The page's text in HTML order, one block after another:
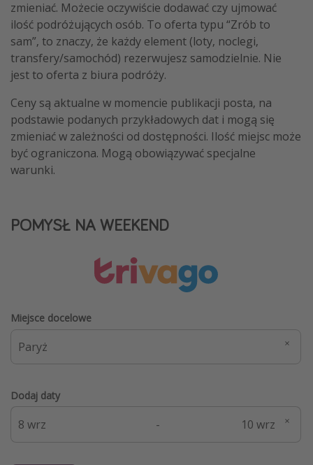
zmieniać. Możecie oczywiście dodawać czy ujmować
ilość podróżujących osób. To oferta typu “Zrób to
sam”, to znaczy, że każdy element (loty, noclegi,
transfery/samochód) rezerwujesz samodzielnie. Nie
jest to oferta z biura podróży.
Ceny są aktualne w momencie publikacji posta, na
podstawie podanych przykładowych dat i mogą się
zmieniać w zależności od dostępności. Ilość miejsc może
być ograniczona. Mogą obowiązywać specjalne
warunki.
POMYSŁ NA WEEKEND
Miejsce docelowe
Dodaj daty
-